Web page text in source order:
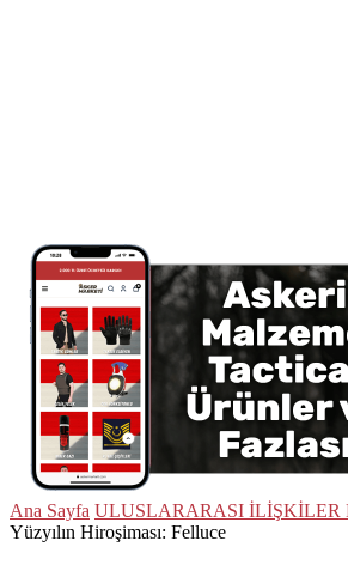
Ana Sayfa ULUSLARARASI
Yüzyılın Hiroşiması: Felluce